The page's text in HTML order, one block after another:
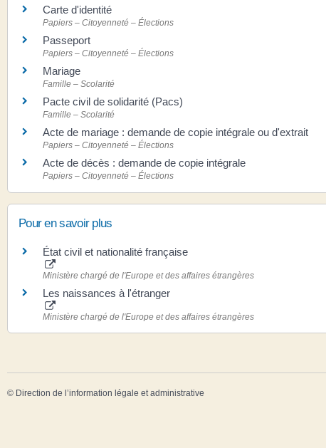
Carte d'identité
Papiers – Citoyenneté – Élections
Passeport
Papiers – Citoyenneté – Élections
Mariage
Famille – Scolarité
Pacte civil de solidarité (Pacs)
Famille – Scolarité
Acte de mariage : demande de copie intégrale ou d'extrait
Papiers – Citoyenneté – Élections
Acte de décès : demande de copie intégrale
Papiers – Citoyenneté – Élections
Pour en savoir plus
État civil et nationalité française
Ministère chargé de l'Europe et des affaires étrangères
Les naissances à l'étranger
Ministère chargé de l'Europe et des affaires étrangères
© Direction de l’information légale et administrative